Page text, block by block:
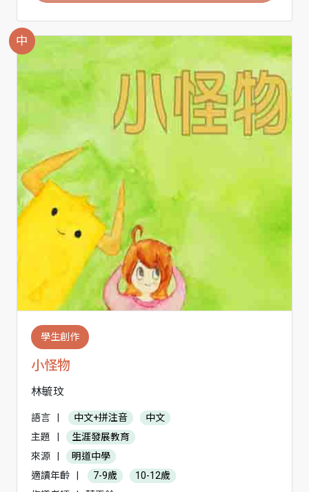
中
學生創作
小怪物
林毓玟
語言 中文+拼注音
中文
主題
生涯發展教育
來源
明道中學
適讀年齡
7-9歲
10-12歲